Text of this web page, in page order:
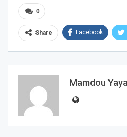
0
Share Facebook
Mamdou